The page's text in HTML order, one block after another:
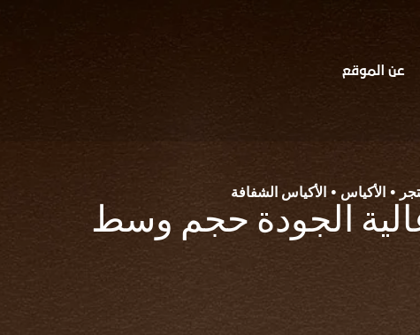
عن الموقع
• الأكياس • الأكياس الشفافة
الجودة حجم وسط